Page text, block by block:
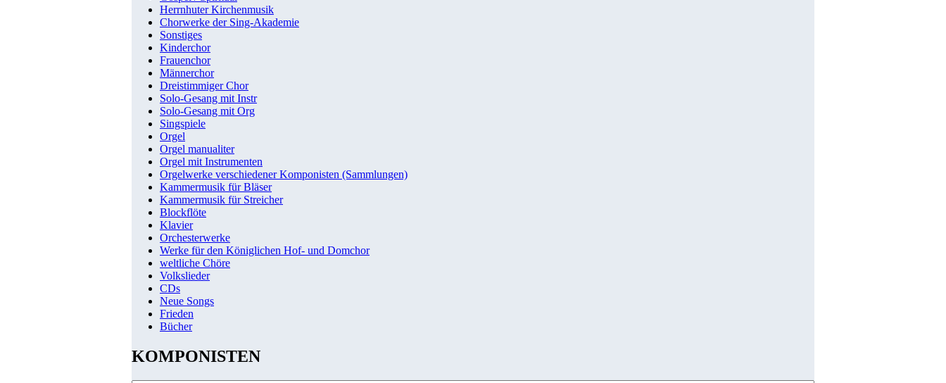
Herrnhuter Kirchenmusik
Chorwerke der Sing-Akademie
Sonstiges
Kinderchor
Frauenchor
Männerchor
Dreistimmiger Chor
Solo-Gesang mit Instr
Solo-Gesang mit Org
Singspiele
Orgel
Orgel manualiter
Orgel mit Instrumenten
Orgelwerke verschiedener Komponisten (Sammlungen)
Kammermusik für Bläser
Kammermusik für Streicher
Blockflöte
Klavier
Orchesterwerke
Werke für den Königlichen Hof- und Domchor
weltliche Chöre
Volkslieder
CDs
Neue Songs
Frieden
Bücher
KOMPONISTEN